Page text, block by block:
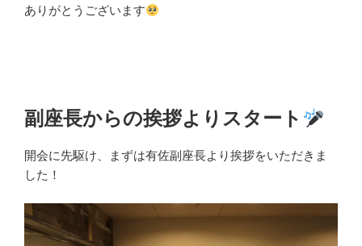
ありがとうございます
副座長からの挨拶よりスタート
開会に先駆け、まずは有佐副座長より挨拶をいただきま
した！